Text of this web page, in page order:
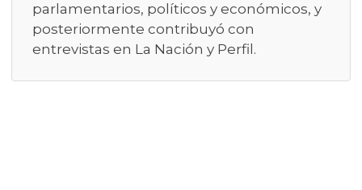
parlamentarios, políticos y económicos, y
posteriormente contribuyó con
entrevistas en La Nación y Perfil.